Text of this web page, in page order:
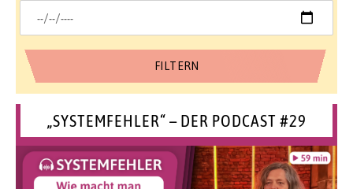
„SYSTEMFEHLER“ – DER PODCAST #29